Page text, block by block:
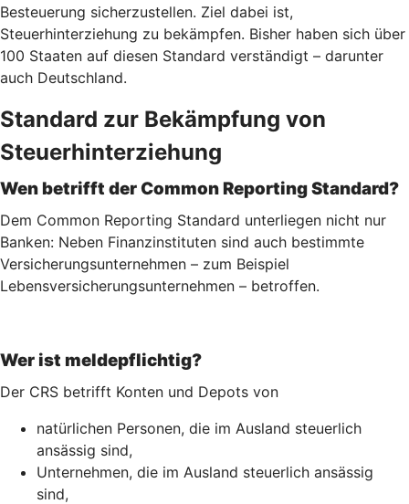
Besteuerung sicherzustellen. Ziel dabei ist,
Steuerhinterziehung zu bekämpfen. Bisher haben sich über
100 Staaten auf diesen Standard verständigt – darunter
auch Deutschland.
Standard zur Bekämpfung von
Steuerhinterziehung
Wen betrifft der Common Reporting Standard?
Dem Common Reporting Standard unterliegen nicht nur
Banken: Neben Finanzinstituten sind auch bestimmte
Versicherungsunternehmen – zum Beispiel
Lebensversicherungs­unternehmen – betroffen.
Wer ist meldepflichtig?
Der CRS betrifft Konten und Depots von
natürlichen Personen, die im Ausland steuerlich
ansässig sind,
Unternehmen, die im Ausland steuerlich ansässig
sind,